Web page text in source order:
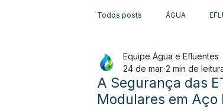
Todos posts ÁGUA
EQUIPAMENTOS
A Segurança das
Modulares em Aço
Equipe Água e Efluentes
24 de mar. 2 min de